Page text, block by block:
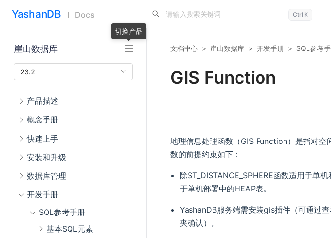
YashanDB Docs Ctrl K
崖山数据库
23.2
产品描述
概念手册
快速上手
安装和升级
数据库管理
开发手册
SQL参考手册
基本SQL元素
文档中心 > 崖山数据库 > 开发手册 > SQL参考
GIS Function
地理信息处理函数（GIS Function）是指对
数的前提约束如下：
除ST_DISTANCE_SPHERE函数适用于单
于单机部署中的HEAP表。
YashanDB服务端需安装gis插件（可通过
夹确认）。
切换产品